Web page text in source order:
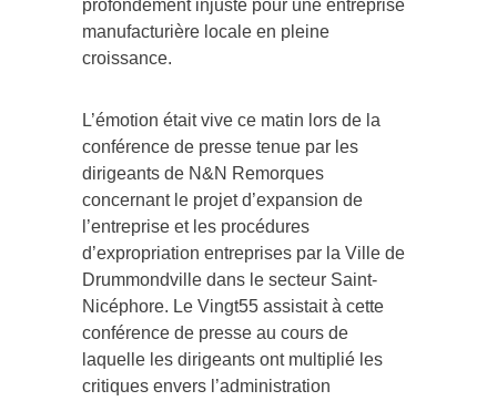
profondément injuste pour une entreprise
manufacturière locale en pleine
croissance.
L’émotion était vive ce matin lors de la
conférence de presse tenue par les
dirigeants de N&N Remorques
concernant le projet d’expansion de
l’entreprise et les procédures
d’expropriation entreprises par la Ville de
Drummondville dans le secteur Saint-
Nicéphore. Le Vingt55 assistait à cette
conférence de presse au cours de
laquelle les dirigeants ont multiplié les
critiques envers l’administration